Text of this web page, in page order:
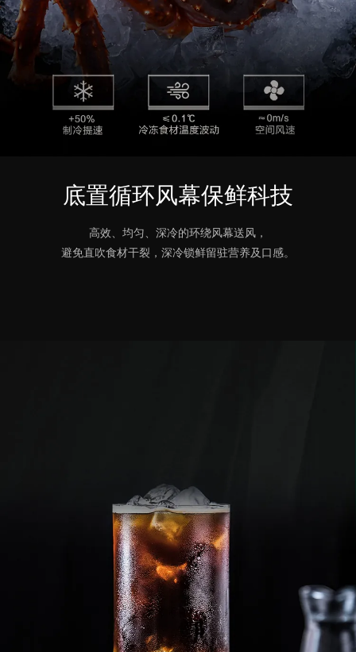
底置循环风幕保鲜科技
高效、均匀、深冷的环绕风幕送风，
避免直吹食材干裂，深冷锁鲜留驻营养及口感。